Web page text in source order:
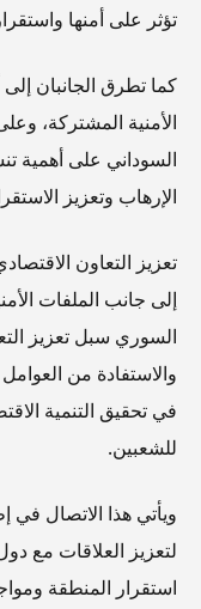
تؤثر على أمنها
كما تطرق الجانبان
الأمنية المشتركة،
السوداني على أهمية
الإرهاب وتعزيز
تعزيز التعاون
إلى جانب الملفات
السوري سبل تعزيز
والاستفادة من
في تحقيق التنمية
للشعبين.
ويأتي هذا الاتصال في
لتعزيز العلاقات مع
استقرار المنطقة